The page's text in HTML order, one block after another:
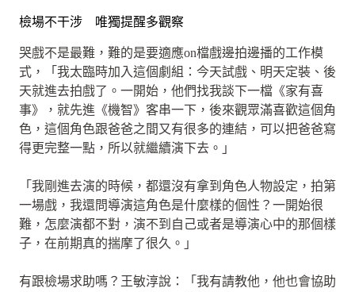
檢場不干涉 唯獨提醒多觀察
哭戲不是最難，難的是要適應on檔戲邊拍邊播的工作模
式，「我太臨時加入這個劇組：今天試戲、明天定裝、後
天就進去拍戲了。一開始，他們找我談下一檔《家有喜
事》，就先進《機智》客串一下，後來觀眾滿喜歡這個角
色，這個角色跟爸爸之間又有很多的連結，可以把爸爸寫
得更完整一點，所以就繼續演下去。」
「我剛進去演的時候，都還沒有拿到角色人物設定，拍第
一場戲，我還問導演這角色是什麼樣的個性？一開始很
難，怎麼演都不對，演不到自己或者是導演心中的那個樣
子，在前期真的揣摩了很久。」
有跟檢場求助嗎？王敏淳說：「我有請教他，他也會協助